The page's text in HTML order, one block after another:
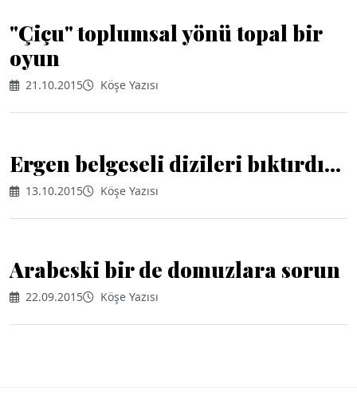
"Çiçu" toplumsal yönü topal bir
oyun
21.10.2015 Köşe Yazısı
Ergen belgeseli dizileri bıktırdı...
13.10.2015 Köşe Yazısı
Arabeski bir de domuzlara sorun
22.09.2015 Köşe Yazısı